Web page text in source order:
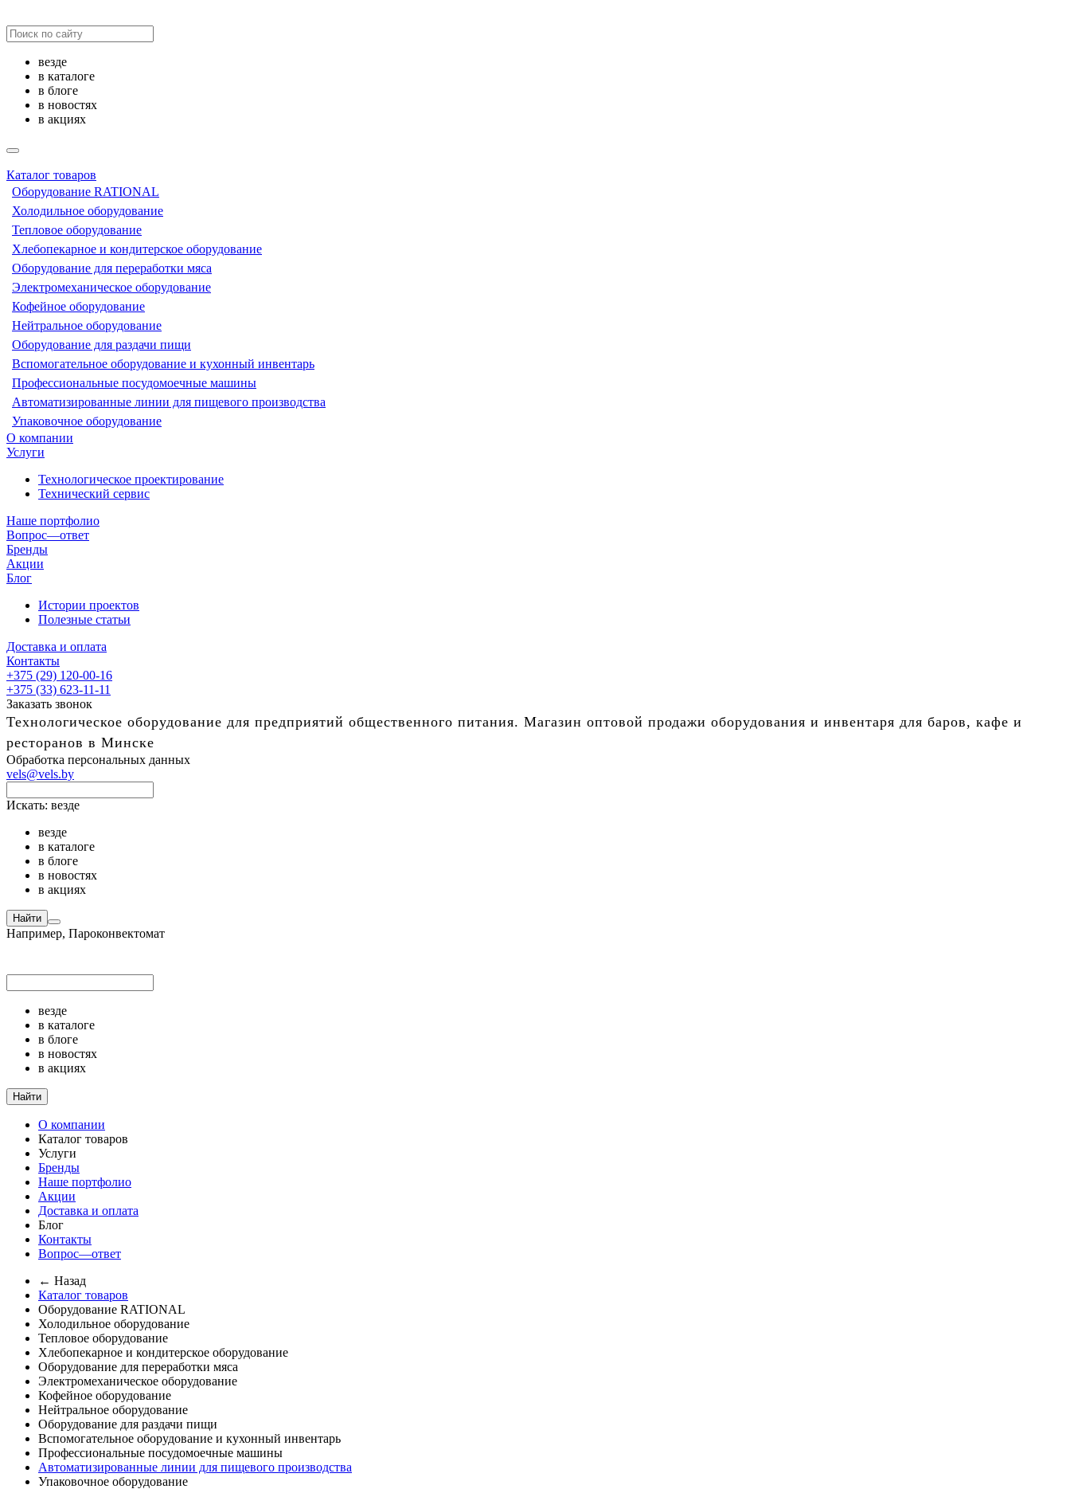
везде
в каталоге
в блоге
в новостях
в акциях
Каталог товаров
Оборудование RATIONAL
Холодильное оборудование
Тепловое оборудование
Хлебопекарное и кондитерское оборудование
Оборудование для переработки мяса
Электромеханическое оборудование
Кофейное оборудование
Нейтральное оборудование
Оборудование для раздачи пищи
Вспомогательное оборудование и кухонный инвентарь
Профессиональные посудомоечные машины
Автоматизированные линии для пищевого производства
Упаковочное оборудование
О компании
Услуги
Технологическое проектирование
Технический сервис
Наше портфолио
Вопрос—ответ
Бренды
Акции
Блог
Истории проектов
Полезные статьи
Доставка и оплата
Контакты
+375 (29) 120-00-16
+375 (33) 623-11-11
Заказать звонок
Технологическое оборудование для предприятий общественного питания. Магазин оптовой продажи оборудования и инвентаря для баров, кафе и
ресторанов в Минске
Обработка персональных данных
vels@vels.by
Искать: везде
везде
в каталоге
в блоге
в новостях
в акциях
Найти
Например, Пароконвектомат
везде
в каталоге
в блоге
в новостях
в акциях
Найти
О компании
Каталог товаров
Услуги
Бренды
Наше портфолио
Акции
Доставка и оплата
Блог
Контакты
Вопрос—ответ
← Назад
Каталог товаров
Оборудование RATIONAL
Холодильное оборудование
Тепловое оборудование
Хлебопекарное и кондитерское оборудование
Оборудование для переработки мяса
Электромеханическое оборудование
Кофейное оборудование
Нейтральное оборудование
Оборудование для раздачи пищи
Вспомогательное оборудование и кухонный инвентарь
Профессиональные посудомоечные машины
Автоматизированные линии для пищевого производства
Упаковочное оборудование